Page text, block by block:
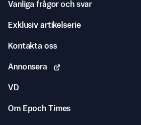
Vanliga frågor och svar
Exklusiv artikelserie
Kontakta oss
Annonsera
VD
Om Epoch Times